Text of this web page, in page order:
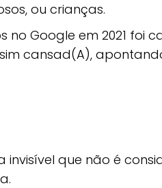
ou crianças.
no Google em 2021 foi
cansad(A),
que não é